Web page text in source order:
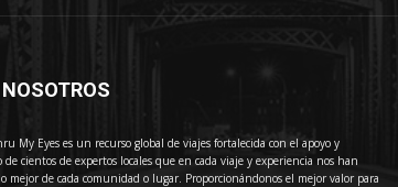
My Eyes es un recurso global de viajes fortalecida con el apoyo y
de cientos de expertos locales que en cada viaje y experiencia nos han
mejor de cada comunidad o lugar. Proporcionándonos el mejor valor para